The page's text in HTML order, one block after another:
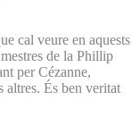
cal veure en aquests
de la Phillip
per Cézanne,
És ben veritat